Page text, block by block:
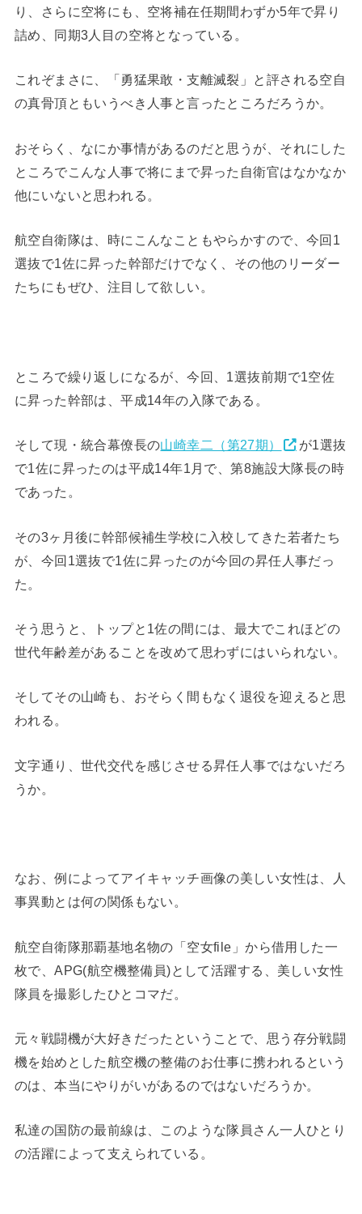
り、さらに空将にも、空将補在任期間わずか5年で昇り
詰め、同期3人目の空将となっている。
これぞまさに、「勇猛果敢・支離滅裂」と評される空自
の真骨頂ともいうべき人事と言ったところだろうか。
おそらく、なにか事情があるのだと思うが、それにした
ところでこんな人事で将にまで昇った自衛官はなかなか
他にいないと思われる。
航空自衛隊は、時にこんなこともやらかすので、今回1
選抜で1佐に昇った幹部だけでなく、その他のリーダー
たちにもぜひ、注目して欲しい。
ところで繰り返しになるが、今回、1選抜前期で1空佐
に昇った幹部は、平成14年の入隊である。
そして現・統合幕僚長の山崎幸二（第27期）
が1選抜
で1佐に昇ったのは平成14年1月で、第8施設大隊長の時
であった。
その3ヶ月後に幹部候補生学校に入校してきた若者たち
が、今回1選抜で1佐に昇ったのが今回の昇任人事だっ
た。
そう思うと、トップと1佐の間には、最大でこれほどの
世代年齢差があることを改めて思わずにはいられない。
そしてその山崎も、おそらく間もなく退役を迎えると思
われる。
文字通り、世代交代を感じさせる昇任人事ではないだろ
うか。
なお、例によってアイキャッチ画像の美しい女性は、人
事異動とは何の関係もない。
航空自衛隊那覇基地名物の「空女file」から借用した一
枚で、APG(航空機整備員)として活躍する、美しい女性
隊員を撮影したひとコマだ。
元々戦闘機が大好きだったということで、思う存分戦闘
機を始めとした航空機の整備のお仕事に携われるという
のは、本当にやりがいがあるのではないだろうか。
私達の国防の最前線は、このような隊員さん一人ひとり
の活躍によって支えられている。